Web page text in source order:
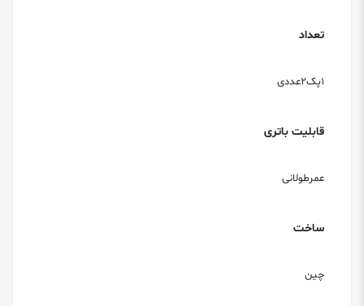
تعداد
1پک2عددی
قابلیت باتری
عمرطولانی
ساخت
چین